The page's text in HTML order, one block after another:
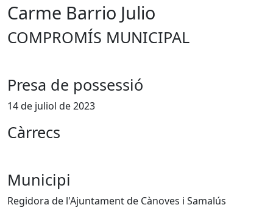
Carme Barrio Julio
COMPROMÍS MUNICIPAL
Presa de possessió
14 de juliol de 2023
Càrrecs
Municipi
Regidora de l'Ajuntament de Cànoves i Samalús